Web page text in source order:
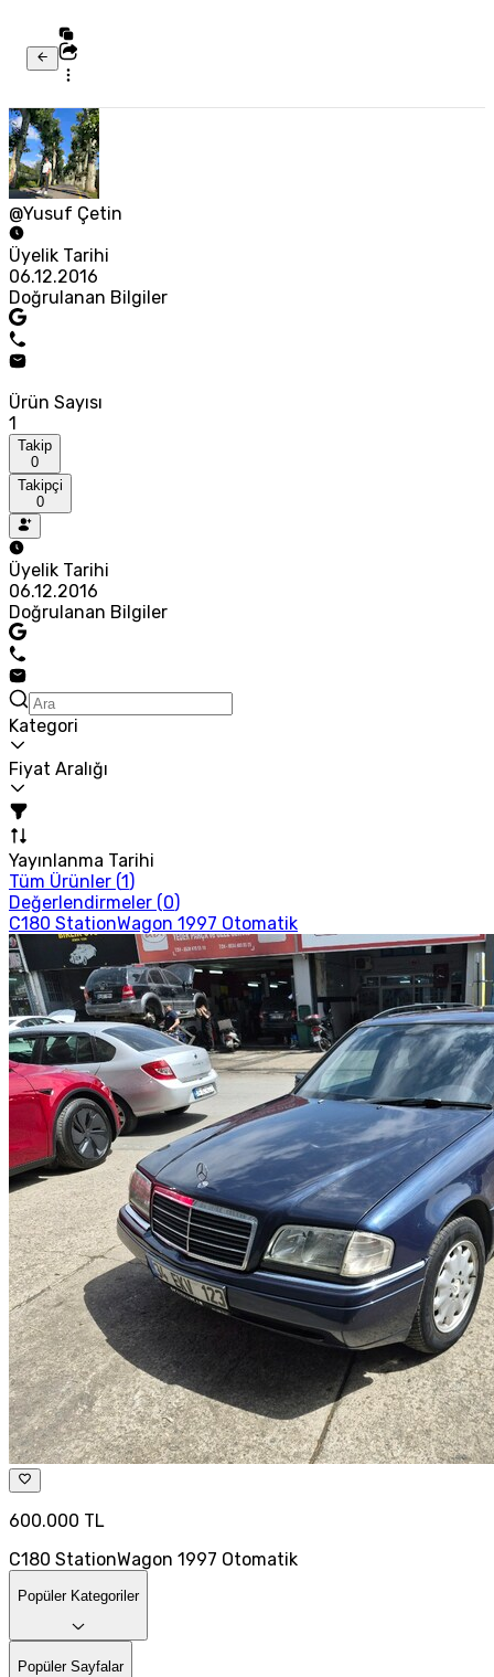
@Yusuf Çetin
Üyelik Tarihi
06.12.2016
Doğrulanan Bilgiler
Ürün Sayısı
1
Takip
0
Takipçi
0
Üyelik Tarihi
06.12.2016
Doğrulanan Bilgiler
Kategori
Fiyat Aralığı
Yayınlanma Tarihi
Tüm Ürünler (1)
Değerlendirmeler (0)
C180 StationWagon 1997 Otomatik
600.000 TL
C180 StationWagon 1997 Otomatik
Popüler Kategoriler
Popüler Sayfalar